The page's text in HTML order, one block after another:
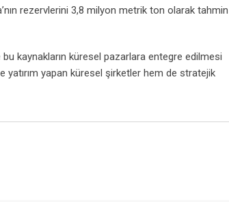
rezervlerini 3,8 milyon metrik ton olarak tahmin
kaynakların küresel pazarlara entegre edilmesi
yatırım yapan küresel şirketler hem de stratejik